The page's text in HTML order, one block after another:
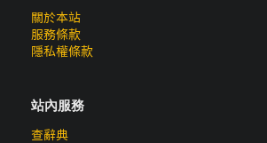
關於本站
服務條款
隱私權條款
站內服務
查辭典